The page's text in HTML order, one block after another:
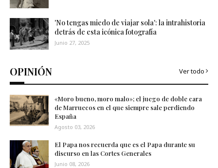
'No tengas miedo de viajar sola': la intrahistoria
detrás de esta icónica fotografía
Junio 27, 2025
OPINIÓN Ver todo
«Moro bueno, moro malo»; el juego de doble cara
de Marruecos en el que siempre sale perdiendo
España
Agosto 03, 2026
El Papa nos recuerda que es el Papa durante su
discurso en las Cortes Generales
Junio 08, 2026